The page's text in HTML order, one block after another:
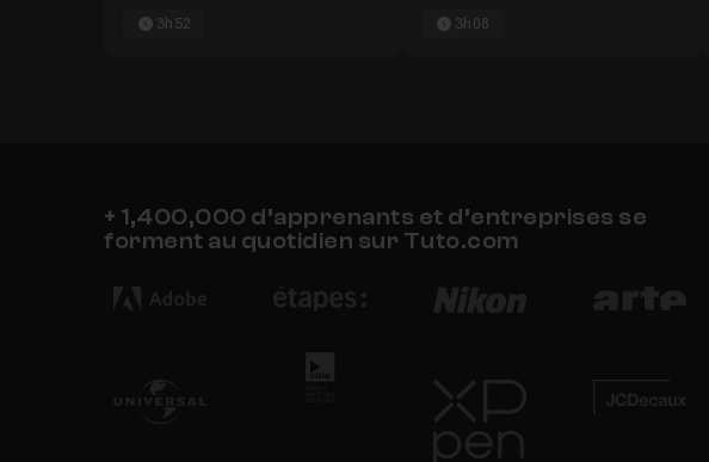
3h52 3h08
+ 1,400,000 d’apprenants et d’entreprises se
forment au quotidien sur Tuto.com